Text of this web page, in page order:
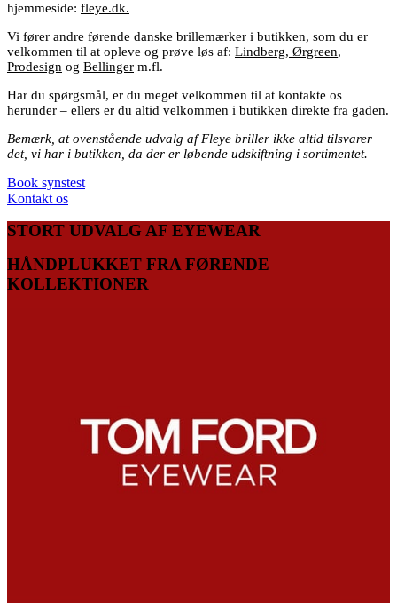
hjemmeside: fleye.dk.
Vi fører andre førende danske brillemærker i butikken, som du er
velkommen til at opleve og prøve løs af: Lindberg, Ørgreen,
Prodesign og Bellinger m.fl.
Har du spørgsmål, er du meget velkommen til at kontakte os
herunder – ellers er du altid velkommen i butikken direkte fra gaden.
Bemærk, at ovenstående udvalg af Fleye briller ikke altid tilsvarer
det, vi har i butikken, da der er løbende udskiftning i sortimentet.
Book synstest
Kontakt os
STORT UDVALG AF EYEWEAR
HÅNDPLUKKET FRA FØRENDE
KOLLEKTIONER